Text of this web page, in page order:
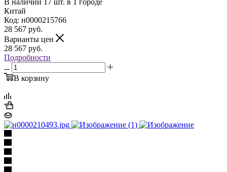
Китай
Код: н0000215766
28 567 руб.
Варианты цен
28 567 руб.
Подробности
В корзину